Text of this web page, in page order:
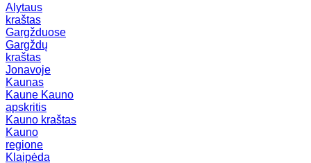
Alytaus
kraštas
Gargžduose
Gargždų
kraštas
Jonavoje
Kaunas
Kaune Kauno
apskritis
Kauno kraštas
Kauno
regione
Klaipėda